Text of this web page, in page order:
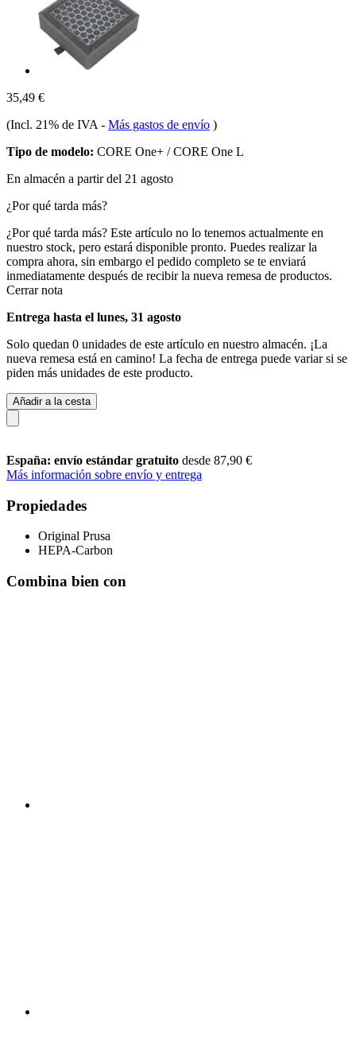
35,49 €
(Incl. 21% de IVA - Más gastos de envío )
Tipo de modelo: CORE One+ / CORE One L
En almacén a partir del 21 agosto
¿Por qué tarda más?
¿Por qué tarda más? Este artículo no lo tenemos actualmente en
nuestro stock, pero estará disponible pronto. Puedes realizar la
compra ahora, sin embargo el pedido completo se te enviará
inmediatamente después de recibir la nueva remesa de productos.
Cerrar nota
Entrega hasta el lunes, 31 agosto
Solo quedan 0 unidades de este artículo en nuestro almacén. ¡La
nueva remesa está en camino! La fecha de entrega puede variar si se
piden más unidades de este producto.
Añadir a la cesta
España: envío estándar gratuito desde 87,90 €
Más información sobre envío y entrega
Propiedades
Original Prusa
HEPA-Carbon
Combina bien con